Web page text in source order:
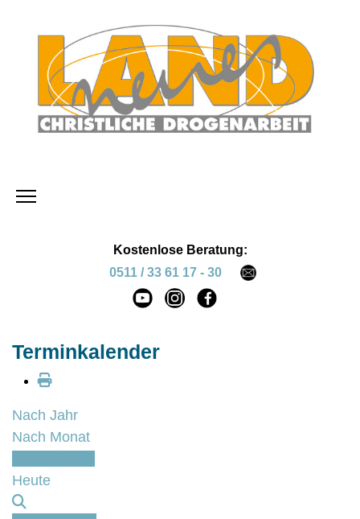
Kostenlose Beratung:
0511 / 33 61 17 - 30
Terminkalender
Nach Jahr
Nach Monat
Heute